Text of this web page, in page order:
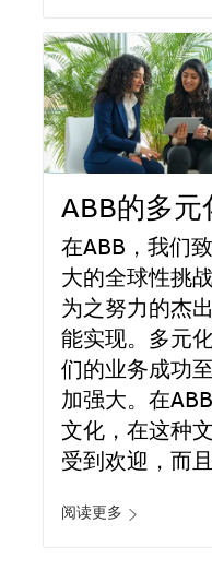
ABB的多元
在ABB，我们
大的全球性挑
为之努力的杰
能实现。多元
们的业务成功
加强大。在
文化，在这种
受到欢迎，而
阅读更多